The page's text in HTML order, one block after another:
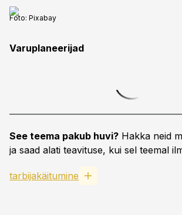
Foto: Pixabay
Varuplaneerijad
See teema pakub huvi? Hakka neid
ja saad alati teavituse, kui sel teemal
tarbijakäitumine